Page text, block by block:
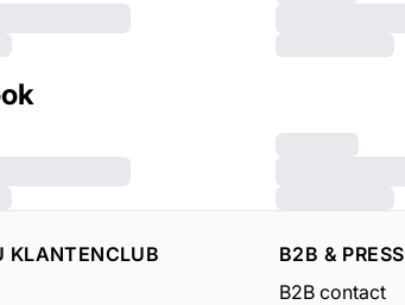
KLANTENCLUB
B2B & PRESS
B2B contact